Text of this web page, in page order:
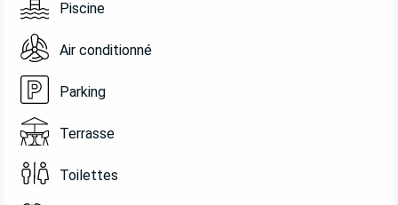
Piscine
Air conditionné
Parking
Terrasse
Toilettes